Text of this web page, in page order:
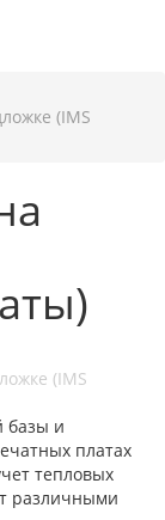
(IMS
базы и
платах
тепловых
различными